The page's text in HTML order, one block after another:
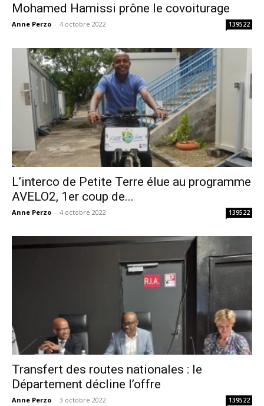
Mohamed Hamissi prône le covoiturage
Anne Perzo - 4 octobre 2022 139522
L’interco de Petite Terre élue au programme
AVELO2, 1er coup de...
Anne Perzo - 4 octobre 2022 139522
Transfert des routes nationales : le
Département décline l’offre
Anne Perzo - 3 octobre 2022 139522